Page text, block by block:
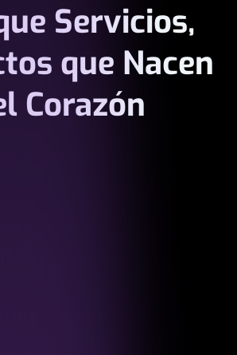
Servicios,
que Nacen
Corazón